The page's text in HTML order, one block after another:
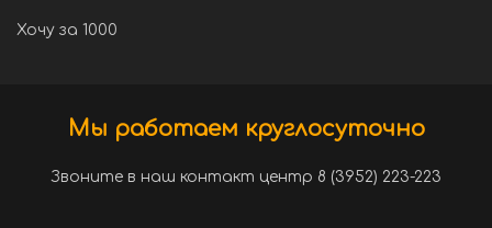
Хочу за 1000
Мы работаем круглосуточно
Звоните в наш контакт центр 8 (3952) 223-223